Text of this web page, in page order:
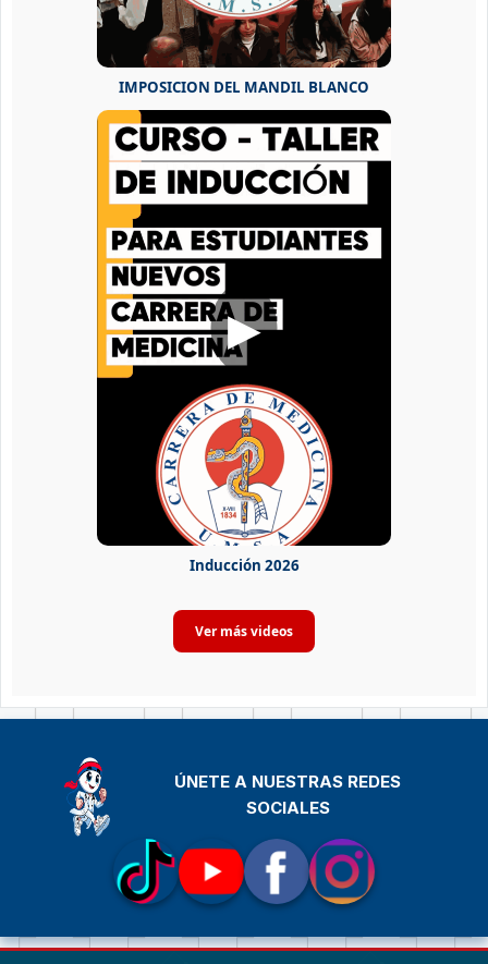
IMPOSICION DEL MANDIL BLANCO
Inducción 2026
ÚNETE A NUESTRAS REDES
SOCIALES